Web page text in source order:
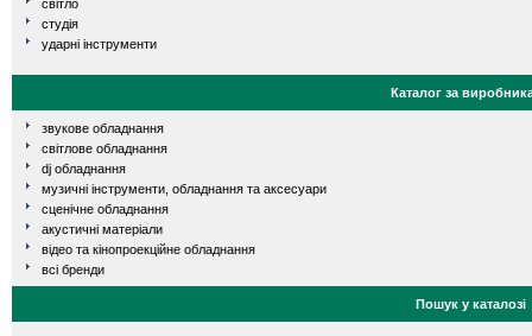
світло
студія
ударні інструменти
Каталог за
звукове обладнання
світлове обладнання
dj обладнання
музичні інструменти, обладнання та аксесуари
сценічне обладнання
акустичні матеріали
відео та кінопроекційне обладнання
всі бренди
Пошук у каталозі